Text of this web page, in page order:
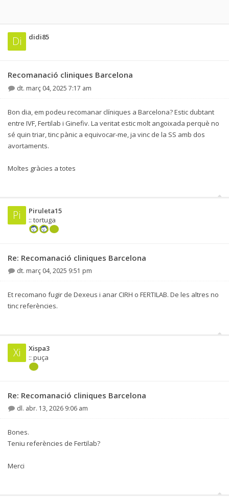
Di didi85
Recomanació cliniques Barcelona
dt. març 04, 2025 7:17 am
Bon dia, em podeu recomanar clíniques a Barcelona? Estic dubtant
entre IVF, Fertilab i Ginefiv. La veritat estic molt angoixada perquè no
sé quin triar, tinc pànic a equivocar-me, ja vinc de la SS amb dos
avortaments.
Moltes gràcies a totes
Pi
Piruleta15
:: tortuga
Re: Recomanació cliniques Barcelona
dt. març 04, 2025 9:51 pm
Et recomano fugir de Dexeus i anar CIRH o FERTILAB. De les altres no
tinc referències.
Xi
Xispa3
:: puça
Re: Recomanació cliniques Barcelona
dl. abr. 13, 2026 9:06 am
Bones.
Teniu referències de Fertilab?
Merci